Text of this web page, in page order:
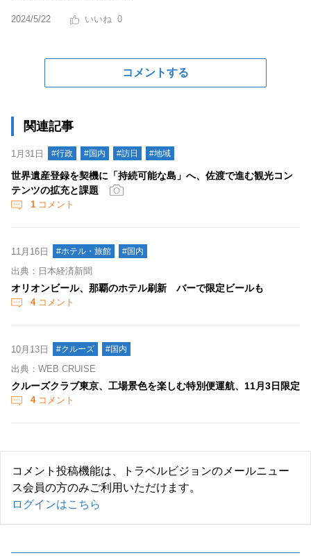
2024/5/22 0
コメントする
関連記事
1月31日 #行政 #国内 #訪日 #地域
世界遺産登録を契機に「持続可能な島」へ、佐渡で進む観光コン
テンツの拡充と課題
1 コメント
11月16日 #ホテル・旅館 #国内
出典：日本経済新聞
オリオンビール、那覇のホテル刷新 バーで限定ビールも
4コメント
10月13日 #クルーズ #国内
出典：WEB CRUISE
クルーズクラブ東京、工場景色を楽しむ特別便運航、11月3日限定
4コメント
コメント投稿機能は、トラベルビジョンのメールニュー
ス会員の方のみご利用いただけます。
ログインはこちら